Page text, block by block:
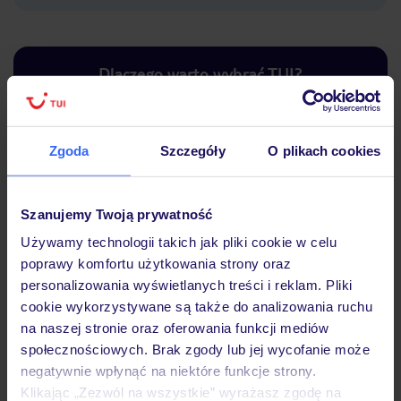
Zgoda Szczegóły O plikach cookies
Szanujemy Twoją prywatność
Używamy technologii takich jak pliki cookie w celu
poprawy komfortu użytkowania strony oraz
personalizowania wyświetlanych treści i reklam. Pliki
cookie wykorzystywane są także do analizowania ruchu
na naszej stronie oraz oferowania funkcji mediów
społecznościowych. Brak zgody lub jej wycofanie może
negatywnie wpłynąć na niektóre funkcje strony.
Klikając „Zezwól na wszystkie” wyrażasz zgodę na
Dlaczego warto wybrać TUI?
Hotel
Pokoje